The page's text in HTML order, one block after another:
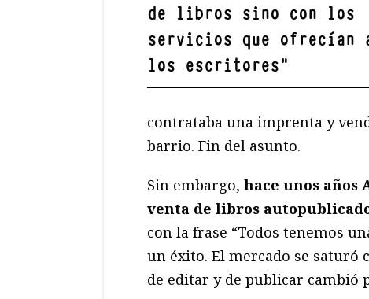
de libros sino con los
servicios que ofrecían
los escritores"
contrataba una imprenta y
barrio. Fin del asunto.
Sin embargo, hace unos años
venta de libros
con la frase “Todos tenemos
un éxito. El mercado se saturó
de editar y de publicar cambió